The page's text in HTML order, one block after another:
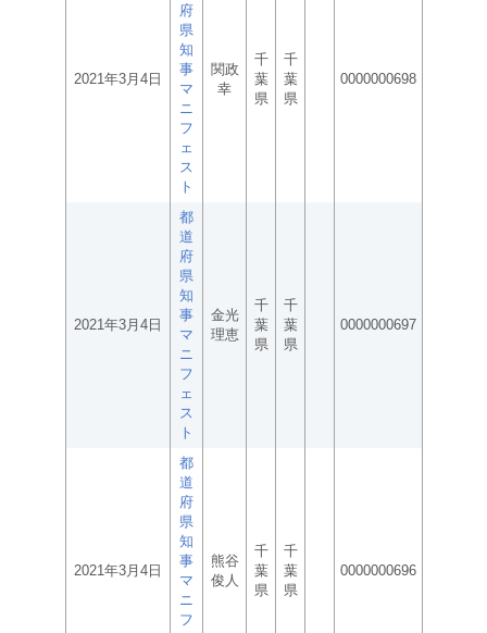
2021年3月4日
府
県
知
事
マ
ニ
フ
ェ
ス
ト
関政
幸
千
葉
県
千
葉
県
0000000698
2021年3月4日
都
道
府
県
知
事
マ
ニ
フ
ェ
ス
ト
金光
理恵
千
葉
県
千
葉
県
0000000697
2021年3月4日
都
道
府
県
知
事
マ
ニ
フ
熊谷
俊人
千
葉
県
千
葉
県
0000000696